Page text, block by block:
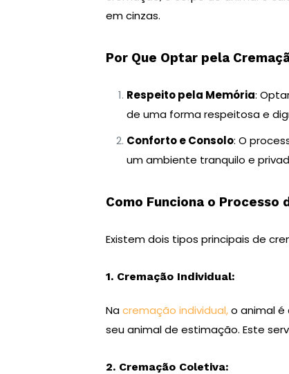
em cinzas.
Por Que Optar pela
Respeito pela Memória:
de uma forma respeitosa e
Conforto e Consolo: O
um ambiente tranquilo e
Como Funciona o Processo
Existem dois tipos principais de
1. Cremação Individual:
Nacremação individual,o animal é
seu animal de estimação. Este
2. Cremação Coletiva: